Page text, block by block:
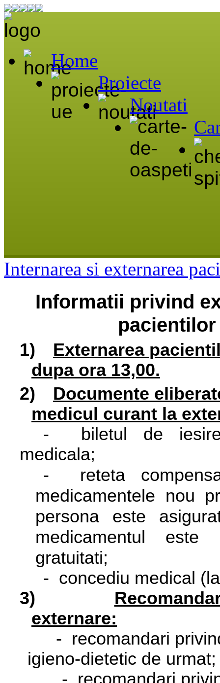
Home
Proiecte
Noutati
Internarea si externarea
Informatii privind
pacientilor
1)
Externarea
dupa ora 13,00.
2)
Documente
medicul curant la
-
biletul de
medicala;
-
reteta
medicamentele nou
persona este
medicamentul
gratuitati;
- concediu medical
3)
externare:
- recomandari
igieno-dietetic de urmat;
- recomandari